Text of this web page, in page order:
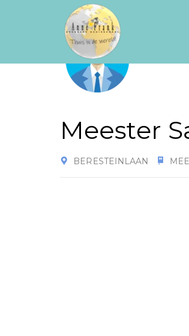
Meester
BERESTEINLAAN